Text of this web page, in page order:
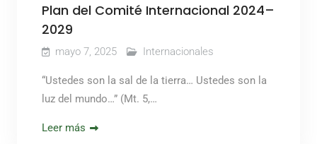
Plan del Comité Internacional 2024–
2029
mayo 7, 2025 Internacionales
“Ustedes son la sal de la tierra… Ustedes son la
luz del mundo…” (Mt. 5,…
Leer más